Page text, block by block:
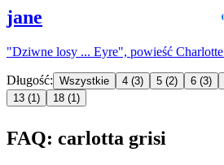
jane
"Dziwne losy ... Eyre", powieść Charlotte
Długość: Wszystkie 4 (3) 5 (2) 6 (3)
13 (1) 18 (1)
FAQ: carlotta grisi